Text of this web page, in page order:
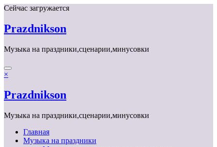
Перейти
содержимому
Сейчас загружается
Prazdnikson
Музыка на праздники,сценарии,минусовки
×
Prazdnikson
Музыка на праздники,сценарии,минусовки
Главная
Музыка на праздники